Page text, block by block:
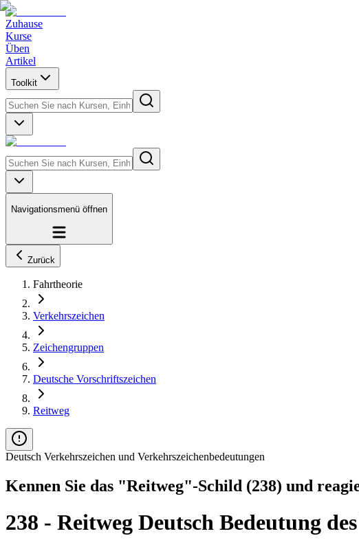
Zuhause
Kurse
Üben
Artikel
Toolkit
Navigationsmenü öffnen
Zurück
Fahrtheorie
Verkehrszeichen
Zeichengruppen
Deutsche Vorschriftszeichen
Reitweg
Deutsch Verkehrszeichen und Verkehrszeichenbedeutungen
Kennen Sie das "Reitweg"-Schild (238) und
238 - Reitweg Deutsch Bedeutung